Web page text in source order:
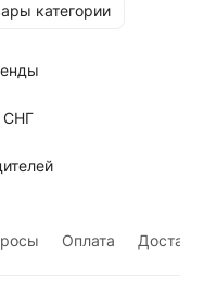
категории
СНГ
Оплата